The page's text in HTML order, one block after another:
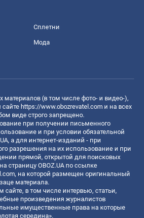
Сплетни
Мода
(в том числе фото- и видео-),
https://www.obozrevatel.com и на всех
виде строго запрещено.
при получении письменного
и при условии обязательной
а для интернет-изданий - при
разрешения на их использование и при
прямой, открытой для поисковых
страницу OBOZ.UA по ссылке
, на которой размещен оригинальный
материала.
сайте, в том числе интервью, статьи,
произведения журналистов
имущественные права на которые
середина».